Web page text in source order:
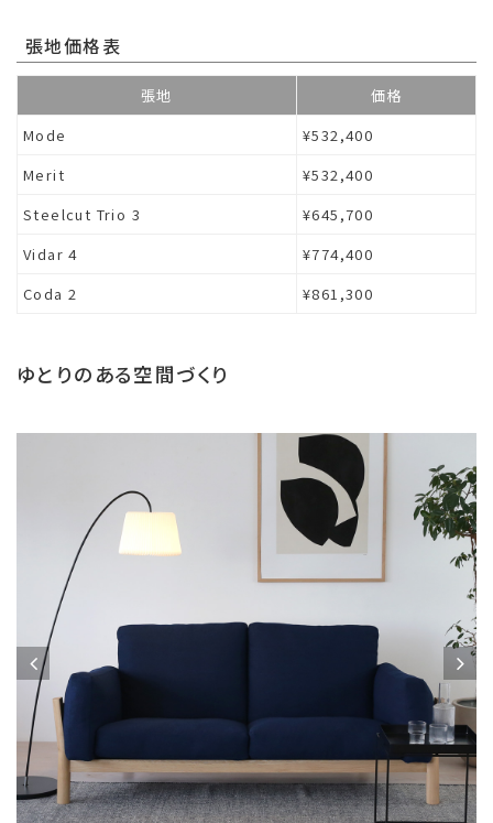
張地価格表
張地
価格
Mode
¥532,400
Merit
¥532,400
Steelcut Trio 3
¥645,700
Vidar 4
¥774,400
Coda 2
¥861,300
ゆとりのある空間づくり